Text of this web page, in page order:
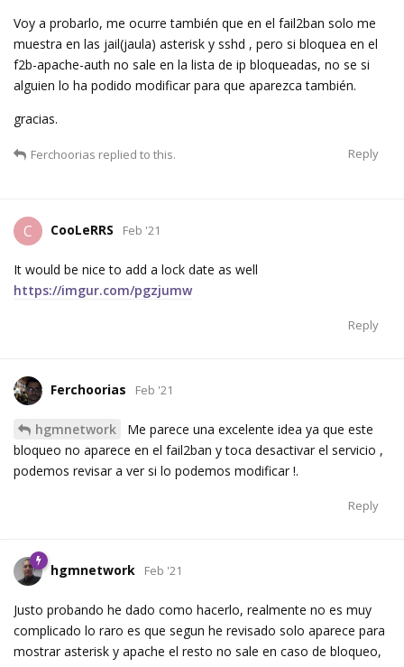
Voy a probarlo, me ocurre también que en el fail2ban solo me
muestra en las jail(jaula) asterisk y sshd , pero si bloquea en el
f2b-apache-auth no sale en la lista de ip bloqueadas, no se si
alguien lo ha podido modificar para que aparezca también.
gracias.
Reply
Ferchoorias replied to this.
C CooLeRRS Feb '21
It would be nice to add a lock date as well
https://imgur.com/pgzjumw
Reply
Ferchoorias Feb '21
hgmnetwork
Me parece una excelente idea ya que este
bloqueo no aparece en el fail2ban y toca desactivar el servicio ,
podemos revisar a ver si lo podemos modificar !.
Reply
hgmnetwork Feb '21
Justo probando he dado como hacerlo, realmente no es muy
complicado lo raro es que segun he revisado solo aparece para
mostrar asterisk y apache el resto no sale en caso de bloqueo,